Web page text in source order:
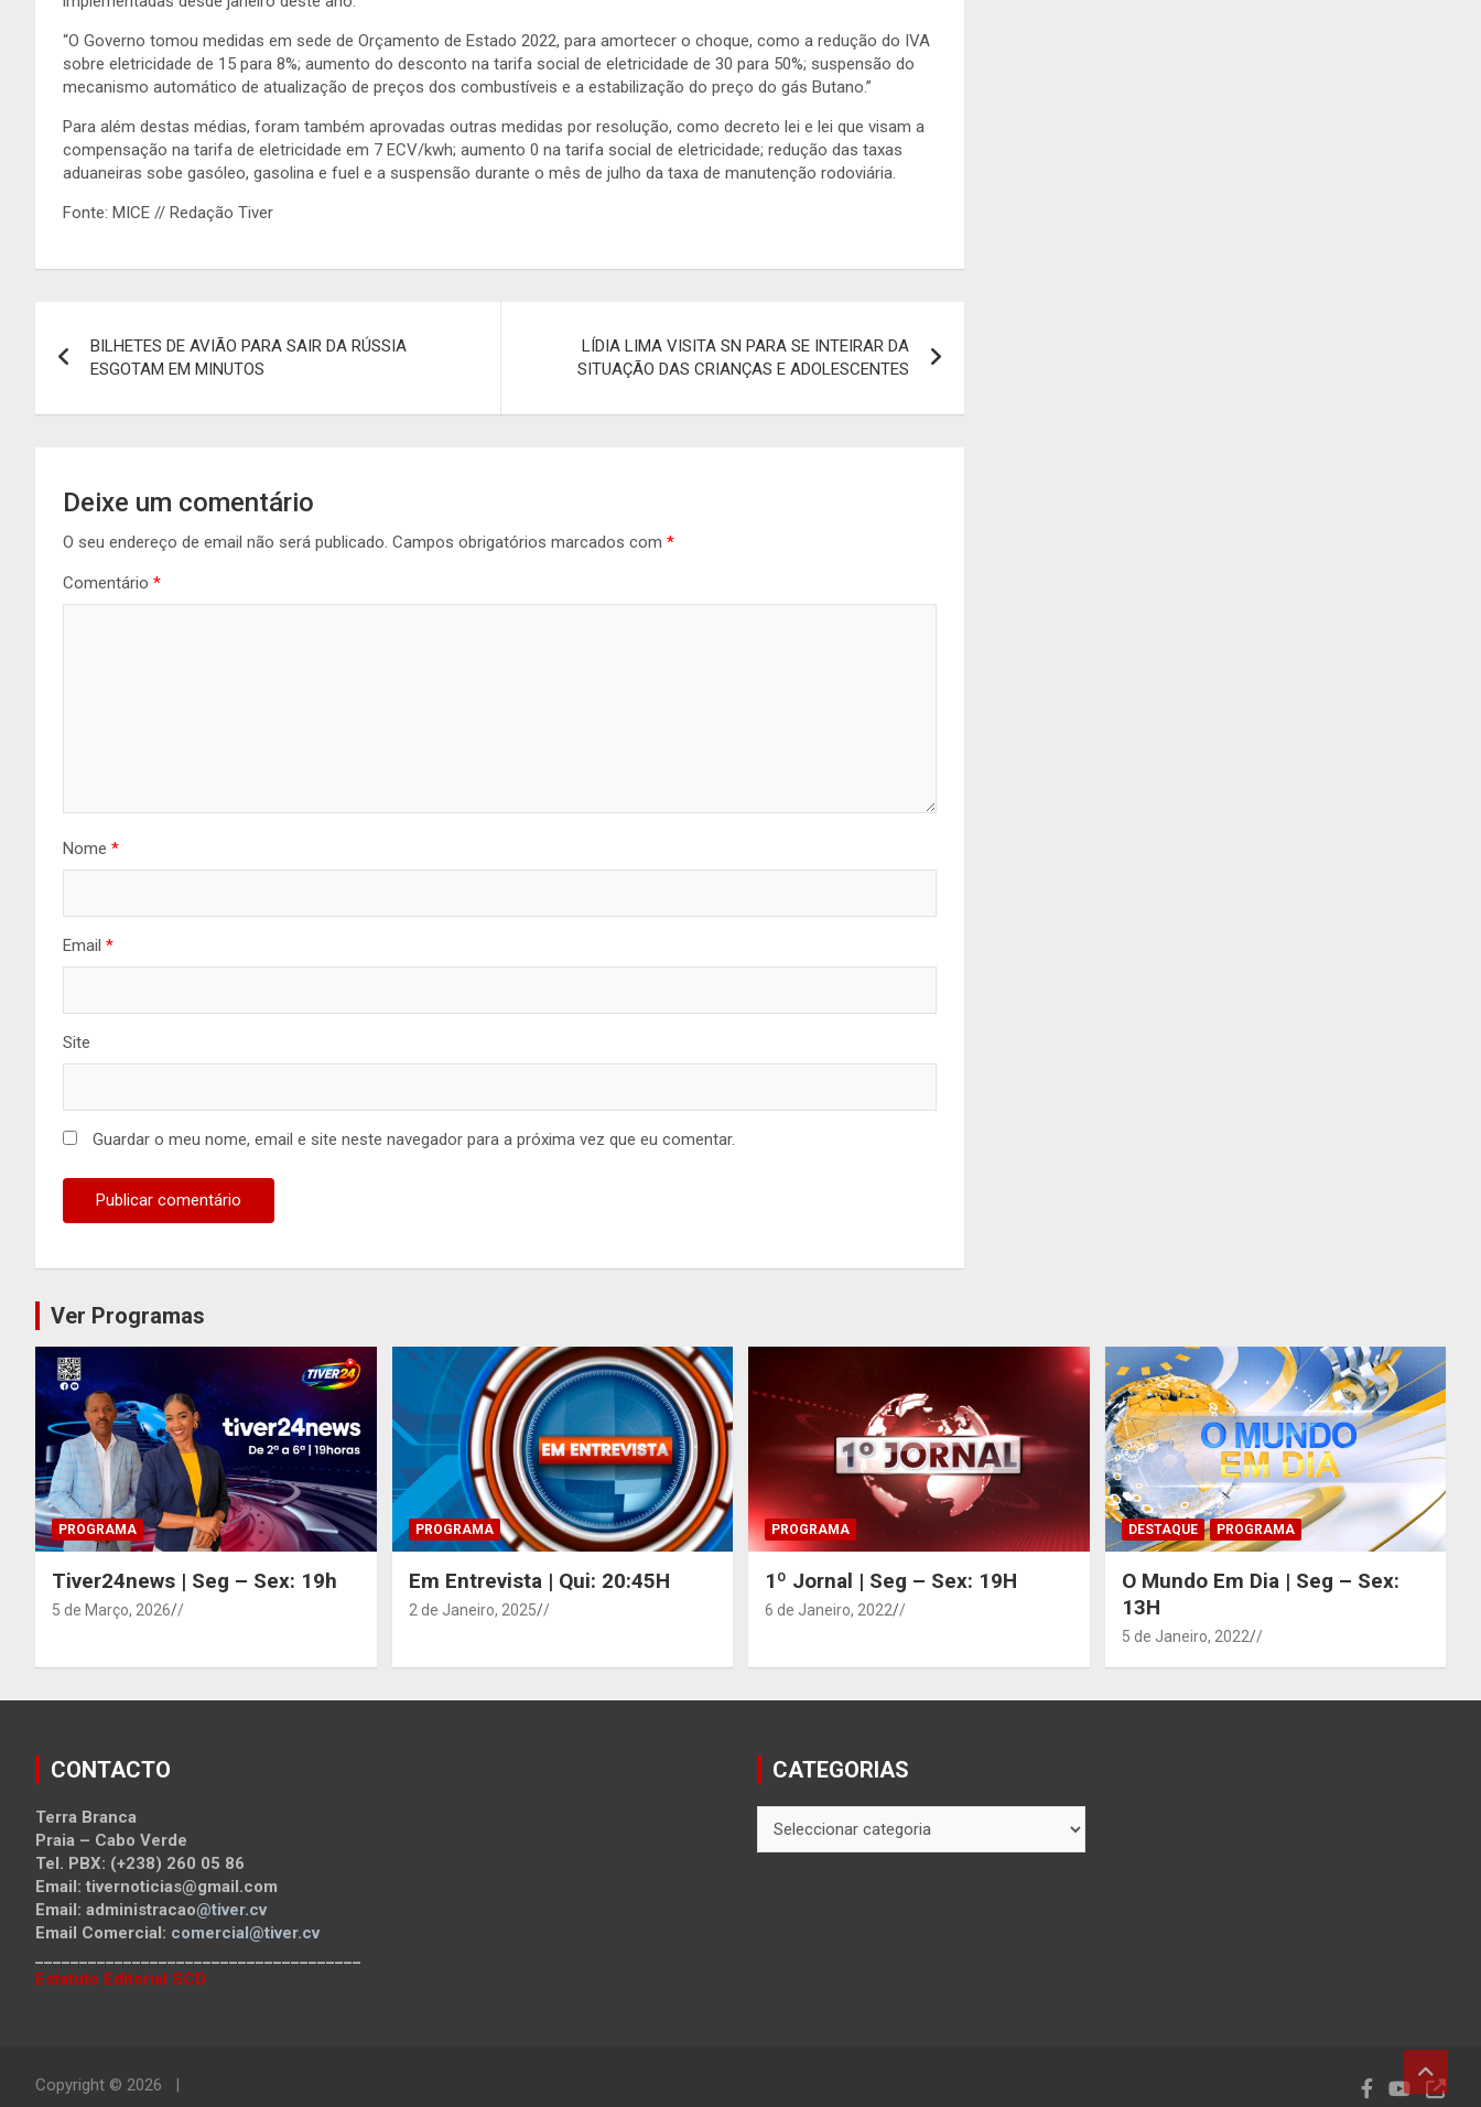
“O Governo tomou medidas em sede de Orçamento de Estado 2022, para amortecer o choque, como a redução do IVA
sobre eletricidade de 15 para 8%; aumento do desconto na tarifa social de eletricidade de 30 para 50%; suspensão do
mecanismo automático de atualização de preços dos combustíveis e a estabilização do preço do gás Butano.”
Para além destas médias, foram também aprovadas outras medidas por resolução, como decreto lei e lei que visam a
compensação na tarifa de eletricidade em 7 ECV/kwh; aumento 0 na tarifa social de eletricidade; redução das taxas
aduaneiras sobe gasóleo, gasolina e fuel e a suspensão durante o mês de julho da taxa de manutenção rodoviária.
Fonte: MICE // Redação Tiver
de
artigos
BILHETES DE AVIÃO PARA SAIR DA RÚSSIA
ESGOTAM EM MINUTOS
LÍDIA LIMA VISITA SN PARA SE INTEIRAR DA
SITUAÇÃO DAS CRIANÇAS E ADOLESCENTES
Deixe um comentário
O seu endereço de email não será publicado. Campos obrigatórios marcados com *
Comentário *
Nome *
Email *
Site
Guardar o meu nome, email e site neste navegador para a próxima vez que eu comentar.
Ver Programas
PROGRAMA
Tiver24news | Seg – Sex: 19h
5 de Março, 2026 /
PROGRAMA
Em Entrevista | Qui: 20:45H
2 de Janeiro, 2025 /
PROGRAMA
1º Jornal | Seg – Sex: 19H
6 de Janeiro, 2022 /
DESTAQUE PROGRAMA
O Mundo Em Dia | Seg – Sex:
13H
5 de Janeiro, 2022 /
CONTACTO
Terra Branca
Praia – Cabo Verde
Tel. PBX: (+238) 260 05 86
Email: tivernoticias@gmail.com
Email: administracao@tiver.cv
Email Comercial: comercial@tiver.cv
Estatuto Editorial SCD
CATEGORIAS
Copyright © 2026